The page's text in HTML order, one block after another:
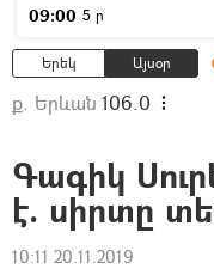
09:00 5 ր
Երեկ Այսօր
ք. Երևան 106.0
Գագիկ
է. սիրտը
10:11 20.11.2019